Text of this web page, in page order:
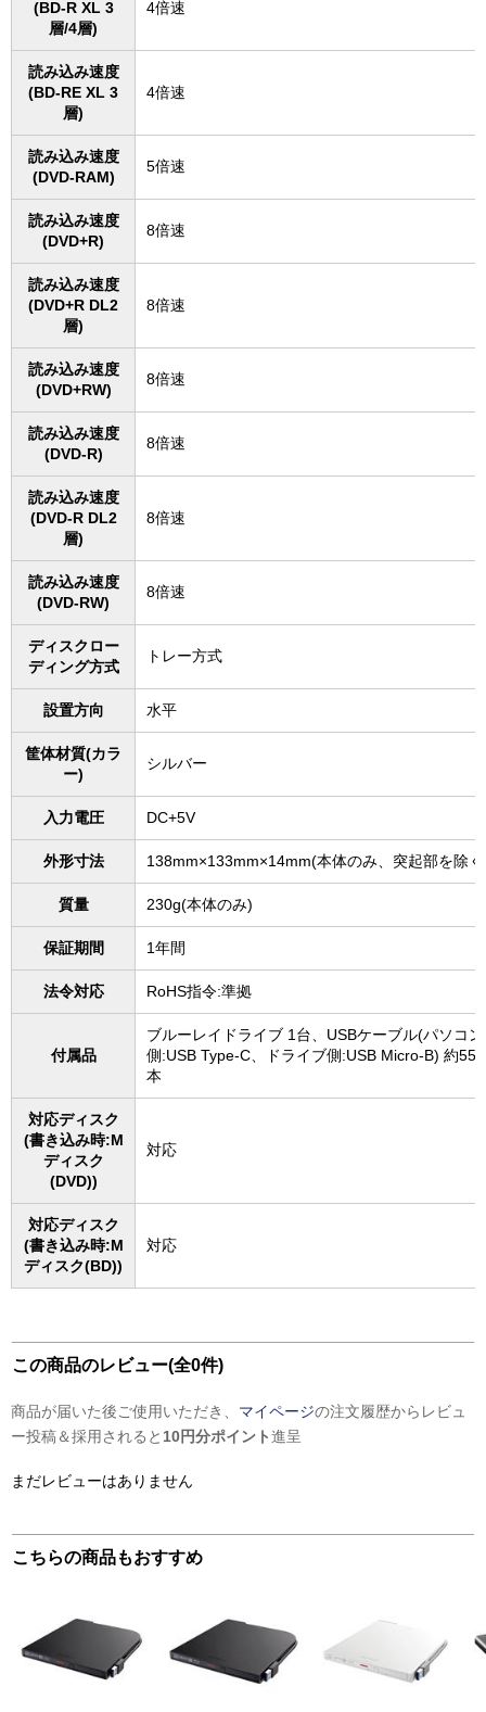
(BD-R XL 3
層/4層)
4倍速
読み込み速度
(BD-RE XL 3
層)
4倍速
読み込み速度
(DVD-RAM)
5倍速
読み込み速度
(DVD+R)
8倍速
読み込み速度
(DVD+R DL2
層)
8倍速
読み込み速度
(DVD+RW)
8倍速
読み込み速度
(DVD-R)
8倍速
読み込み速度
(DVD-R DL2
層)
8倍速
読み込み速度
(DVD-RW)
8倍速
ディスクロー
ディング方式
トレー方式
設置方向 水平
筐体材質(カラ
ー)
シルバー
入力電圧 DC+5V
外形寸法 138mm×133mm×14mm(本体のみ、突起部を除
質量 230g(本体のみ)
保証期間 1年間
法令対応 RoHS指令:準拠
付属品
ブルーレイドライブ 1台、USBケーブル(パソコン
側:USB Type-C、ドライブ側:USB Micro-B) 約
本
対応ディスク
(書き込み時:M
ディスク
(DVD))
対応
対応ディスク
(書き込み時:M
ディスク(BD))
対応
この商品のレビュー(全0件)
商品が届いた後ご使用いただき、 マイページの注文履歴からレビュ
ー投稿＆採用されると 10円分ポイント進呈
まだレビューはありません
こちらの商品もおすすめ